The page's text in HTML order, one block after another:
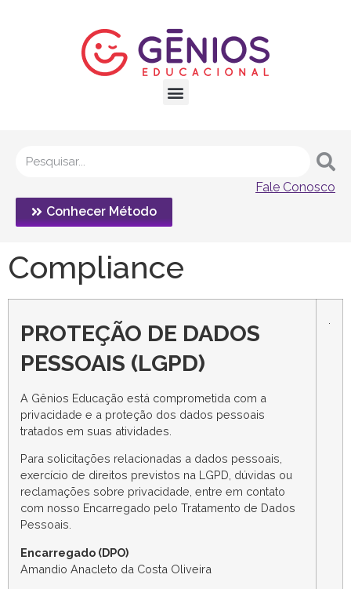
Fale Conosco
Conhecer Método
Compliance
PROTEÇÃO DE DADOS
PESSOAIS (LGPD)
A Gênios Educação está comprometida com a
privacidade e a proteção dos dados pessoais
tratados em suas atividades.
Para solicitações relacionadas a dados pessoais,
exercício de direitos previstos na LGPD, dúvidas ou
reclamações sobre privacidade, entre em contato
com nosso Encarregado pelo Tratamento de Dados
Pessoais.
Encarregado (DPO)
Amandio Anacleto da Costa Oliveira